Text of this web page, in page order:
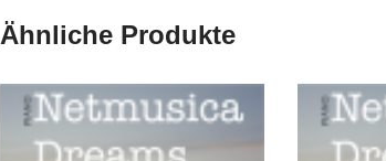
Ähnliche Produkte